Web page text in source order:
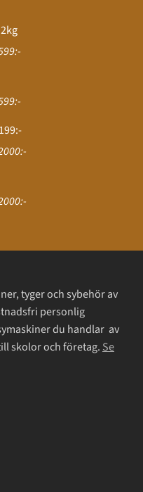
tyger och sybehör av
personlig
du handlar av
skolor och företag. Se